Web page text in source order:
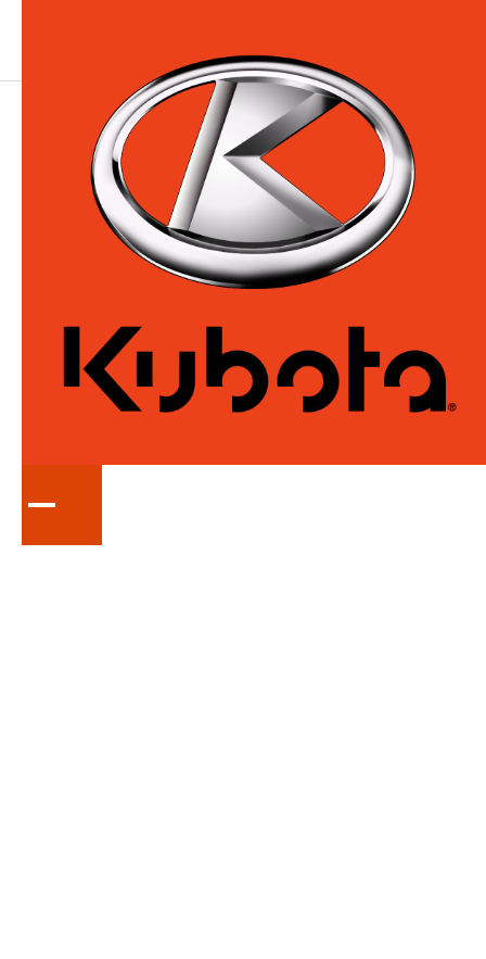
KUBOTA
MINI
EXCAVATRICES
Affrontez les travaux d’excavation rigoureux en
intermédiaire, chaque mini-excavatrice Kubota
est équipée d’un moteur puissant...